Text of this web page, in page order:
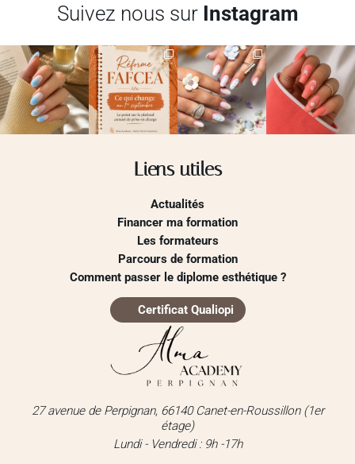
Suivez nous sur Instagram
Liens utiles
Actualités
Financer ma formation
Les formateurs
Parcours de formation
Comment passer le diplome esthétique ?
Certificat Qualiopi
27 avenue de Perpignan, 66140 Canet-en-Roussillon (1er
étage)
Lundi - Vendredi : 9h -17h